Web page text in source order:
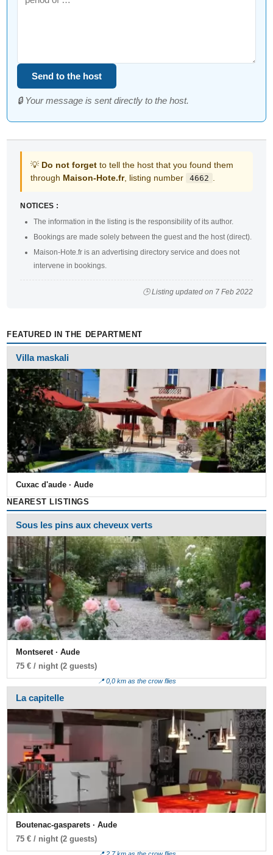
Send to the host
🔒 Your message is sent directly to the host.
💡 Do not forget to tell the host that you found them
through Maison-Hote.fr, listing number 4662 .
NOTICES :
The information in the listing is the responsibility of its author.
Bookings are made solely between the guest and the host (direct).
Maison-Hote.fr is an advertising directory service and does not
intervene in bookings.
🕒 Listing updated on 7 Feb 2022
FEATURED IN THE DEPARTMENT
Villa maskali
Cuxac d'aude · Aude
NEAREST LISTINGS
Sous les pins aux cheveux verts
Montseret · Aude
75 € / night (2 guests)
📍 0,0 km as the crow flies
La capitelle
Boutenac-gasparets · Aude
75 € / night (2 guests)